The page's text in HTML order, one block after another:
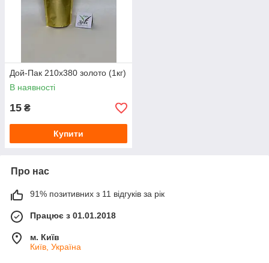
Дой-Пак 210х380 золото (1кг)
В наявності
15 ₴
Купити
Про нас
91% позитивних з 11 відгуків за рік
Працює з 01.01.2018
м. Київ
Київ, Україна